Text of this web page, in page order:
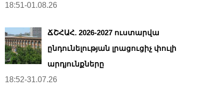
18:51-01.08.26
ՃՇՀԱՀ. 2026-2027 ուստարվա
ընդունելության լրացուցիչ փուլի
արդյունքները
18:52-31.07.26